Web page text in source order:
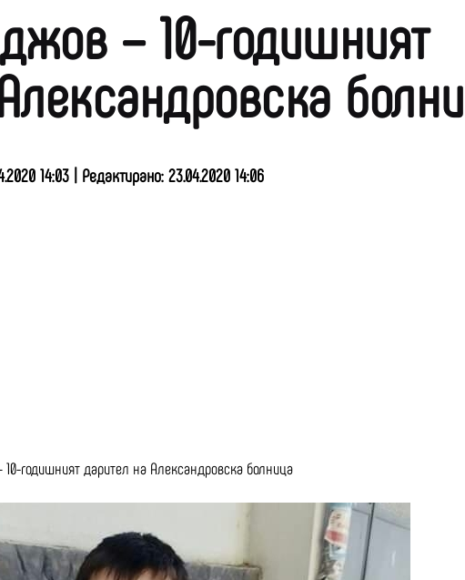
– 10-годишният
14:03 | Редактирано: 23.04.2020 14:06
годишният дарител на Александровска болница